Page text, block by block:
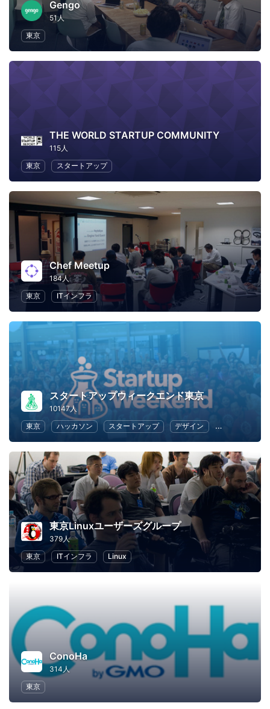
Gengo
51人
東京
THE WORLD STARTUP COMMUNITY
115人
東京
スタートアップ
Chef Meetup
184人
東京
ITインフラ
スタートアップウィークエンド東京
10147人
東京
ハッカソン スタートアップ デザイン マーケティング
東京Linuxユーザーズグループ
379人
東京
ITインフラ Linux
ConoHa
314人
東京